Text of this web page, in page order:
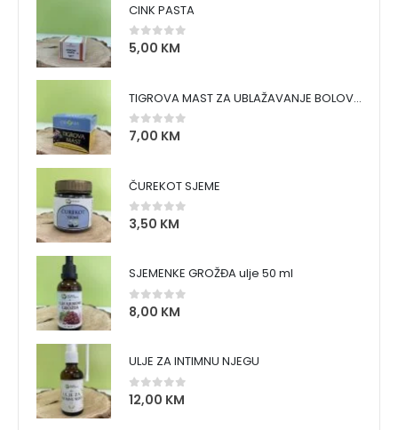
CINK PASTA
0 out of 5
5,00 KM
TIGROVA MAST ZA UBLAŽAVANJE BOLOVA I ZAGRIJAVANJE MIŠIĆA
0 out of 5
7,00 KM
ČUREKOT SJEME
0 out of 5
3,50 KM
SJEMENKE GROŽĐA ulje 50 ml
0 out of 5
8,00 KM
ULJE ZA INTIMNU NJEGU
0out of 5
12,00 KM